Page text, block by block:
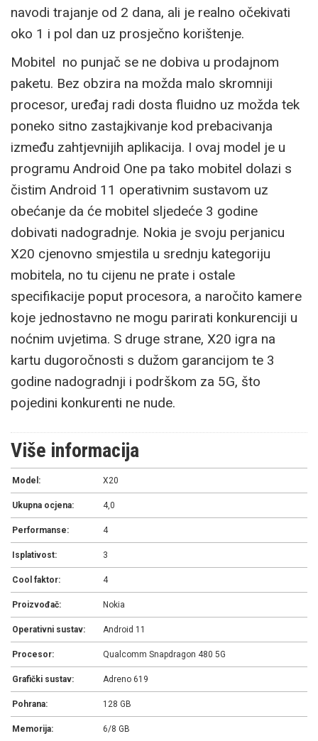
navodi trajanje od 2 dana, ali je realno očekivati
oko 1 i pol dan uz prosječno korištenje.
Mobitel no punjač se ne dobiva u prodajnom
paketu. Bez obzira na možda malo skromniji
procesor, uređaj radi dosta fluidno uz možda tek
poneko sitno zastajkivanje kod prebacivanja
između zahtjevnijih aplikacija. I ovaj model je u
programu Android One pa tako mobitel dolazi s
čistim Android 11 operativnim sustavom uz
obećanje da će mobitel sljedeće 3 godine
dobivati nadogradnje. Nokia je svoju perjanicu
X20 cjenovno smjestila u srednju kategoriju
mobitela, no tu cijenu ne prate i ostale
specifikacije poput procesora, a naročito kamere
koje jednostavno ne mogu parirati konkurenciji u
noćnim uvjetima. S druge strane, X20 igra na
kartu dugoročnosti s dužom garancijom te 3
godine nadogradnji i podrškom za 5G, što
pojedini konkurenti ne nude.
Više informacija
Model: X20
Ukupna ocjena: 4,0
Performanse: 4
Isplativost: 3
Cool faktor: 4
Proizvođač: Nokia
Operativni sustav: Android 11
Procesor: Qualcomm Snapdragon 480 5G
Grafički sustav: Adreno 619
Pohrana: 128 GB
Memorija: 6/8 GB